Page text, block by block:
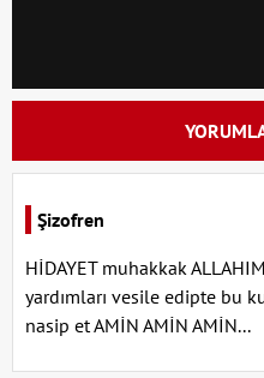
Şizofren
HİDAYET muhakkak
yardımları vesile edipte bu
nasip et AMİN AMİN AMİN...